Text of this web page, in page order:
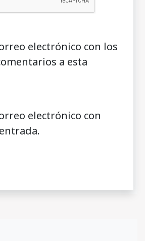
electrónico con los
a esta
electrónico con